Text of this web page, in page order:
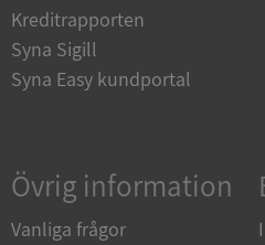
Kreditrapporten
Syna Sigill
Syna Easy kundportal
Övrig information
Vanliga frågor
Privacy Policy